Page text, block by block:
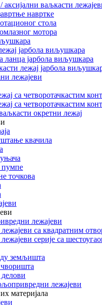
аксијални ваљкасти
навртке
стола
мотора
јарбола виљушкара
ланца јарбола виљушкара
лежај јарбола
лежајеви
са четворотачкастим
са четворотачкастим
окретни лежај
квачила
пумпе
точкова
лежајеви
са квадратним
серије са
земљишта
лежајеви
материјала